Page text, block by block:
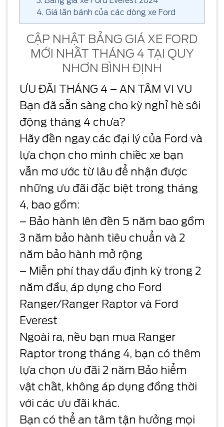
4. Giá lăn bánh của các dòng xe Ford
CẬP NHẬT BẢNG GIÁ XE FORD
MỚI NHẤT THÁNG 4 TẠI QUY
NHƠN BÌNH ĐỊNH
ƯU ĐÃI THÁNG 4 – AN TÂM VI VU
Bạn đã sẵn sàng cho kỳ nghỉ hè sôi
động tháng 4 chưa?
Hãy đến ngay các đại lý của Ford và
lựa chọn cho mình chiếc xe bạn
vẫn mơ ước từ lâu để nhận được
những ưu đãi đặc biệt trong tháng
4, bao gồm:
– Bảo hành lên đến 5 năm bao gồm
3 năm bảo hành tiêu chuẩn và 2
năm bảo hành mở rộng
– Miễn phí thay dầu định kỳ trong 2
năm đầu, áp dụng cho Ford
Ranger/Ranger Raptor và Ford
Everest
Ngoài ra, nếu bạn mua Ranger
Raptor trong tháng 4, bạn có thêm
lựa chọn ưu đãi 2 năm Bảo hiểm
vật chất, không áp dụng đồng thời
với các ưu đãi khác.
Bạn có thể an tâm tận hưởng mọi